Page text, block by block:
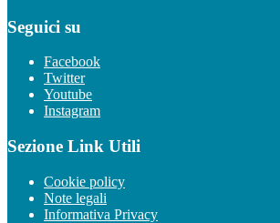
Seguici su
Facebook
Twitter
Youtube
Instagram
Sezione Link Utili
Cookie policy
Note legali
Informativa Privacy